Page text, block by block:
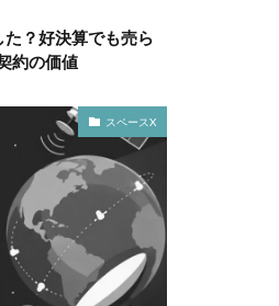
？好決算でも売ら
約の価値
スペースX